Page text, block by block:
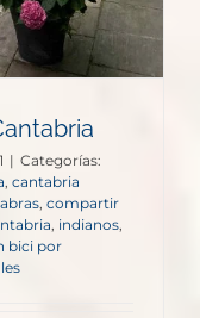
| Categorías:
, cantabria
, compartir
, indianos,
bici por